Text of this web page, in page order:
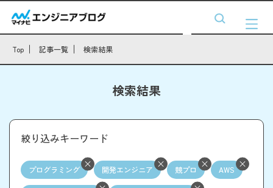
Top 記事一覧 検索結果
検索結果
絞り込みキーワード
プログラミング 開発エンジニア 競プロ AWS